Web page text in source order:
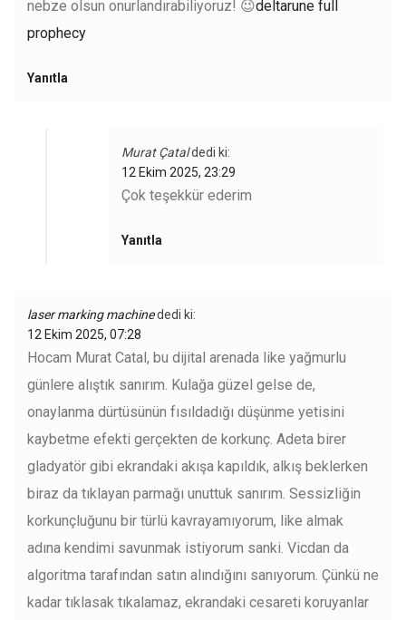
nebze olsun onurlandırabiliyoruz! 😉deltarune full
prophecy
Yanıtla
Murat Çataldedi ki:
12 Ekim 2025, 23:29
Çok teşekkür ederim
Yanıtla
laser marking machinededi ki:
12 Ekim 2025, 07:28
Hocam Murat Catal, bu dijital arenada like yağmurlu
günlere alıştık sanırım. Kulağa güzel gelse de,
onaylanma dürtüsünün fısıldadığı düşünme yetisini
kaybetme efekti gerçekten de korkunç. Adeta birer
gladyatör gibi ekrandaki akışa kapıldık, alkış beklerken
biraz da tıklayan parmağı unuttuk sanırım. Sessizliğin
korkunçluğunu bir türlü kavrayamıyorum, like almak
adına kendimi savunmak istiyorum sanki. Vicdan da
algoritma tarafından satın alındığını sanıyorum. Çünkü ne
kadar tıklasak tıkalamaz, ekrandaki cesareti koruyanlar